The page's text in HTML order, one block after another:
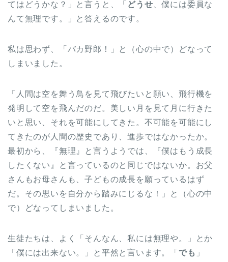
てはどうかな？」と言うと、「 どうせ 、僕には委員な
んて無理です。」と答えるのです。
私は思わず、「バカ野郎！」と（心の中で）どなって
しまいました。
「人間は空を舞う鳥を見て飛びたいと願い、飛行機を
発明して空を飛んだのだ。美しい月を見て月に行きた
いと思い、それを可能にしてきた。不可能を可能にし
てきたのが人間の歴史であり、進歩ではなかったか。
最初から、『無理』と言うようでは、『僕はもう成長
したくない』と言っているのと同じではないか。お父
さんもお母さんも、子どもの成長を願っているはず
だ。その思いを自分から踏みにじるな！」と（心の中
で）どなってしまいました。
生徒たちは、よく「そんなん、私には無理や。」とか
「僕には出来ない。」と平然と言います。「 でも 」